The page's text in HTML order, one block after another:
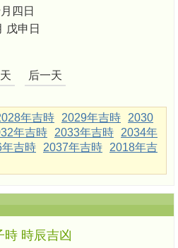
四日
戊申日
后一天
年吉時 2029年吉時
2030
年吉時 2033年吉時
2034年
年吉時 2037年吉時
2018年吉
時 時辰吉凶